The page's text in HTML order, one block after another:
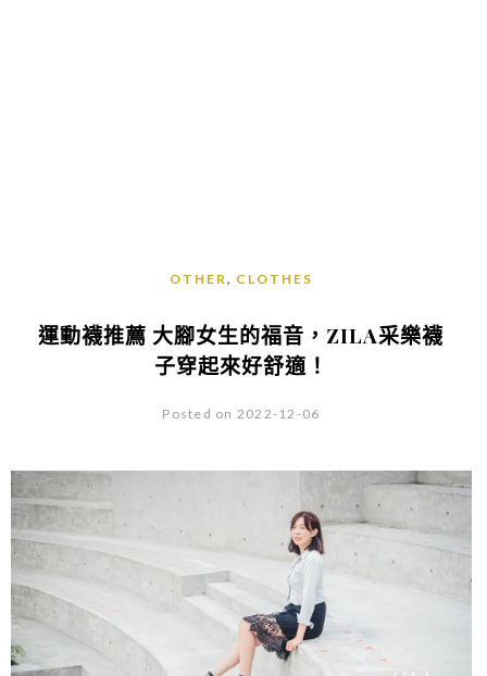
OTHER, CLOTHES
運動襪推薦 大腳女生的福音，ZILA采樂襪
子穿起來好舒適！
Posted on 2022-12-06